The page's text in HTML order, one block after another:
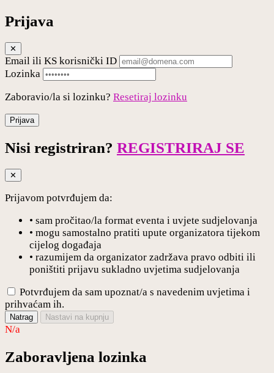
Prijava
✕
Email ili KS korisnički ID
Lozinka
Zaboravio/la si lozinku? Resetiraj lozinku
Prijava
Nisi registriran? REGISTRIRAJ SE
✕
Prijavom potvrđujem da:
• sam pročitao/la format eventa i uvjete sudjelovanja
• mogu samostalno pratiti upute organizatora tijekom
cijelog događaja
• razumijem da organizator zadržava pravo odbiti ili
poništiti prijavu sukladno uvjetima sudjelovanja
Potvrđujem da sam upoznat/a s navedenim uvjetima i
prihvaćam ih.
Natrag Nastavi na kupnju
N/a
Zaboravljena lozinka